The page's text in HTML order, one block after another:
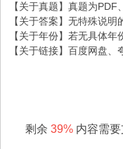
【关于真题】真题为PDF
【关于答案】无特殊说明
【关于年份】若无具体年
【关于链接】百度网盘、
剩余 39% 内容需